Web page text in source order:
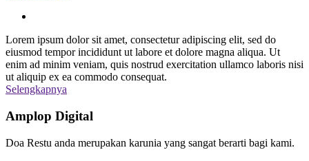
Lorem ipsum dolor sit amet, consectetur adipiscing elit, sed do
eiusmod tempor incididunt ut labore et dolore magna aliqua. Ut
enim ad minim veniam, quis nostrud exercitation ullamco laboris nisi
ut aliquip ex ea commodo consequat.
Selengkapnya
Amplop Digital
Doa Restu anda merupakan karunia yang sangat berarti bagi kami.